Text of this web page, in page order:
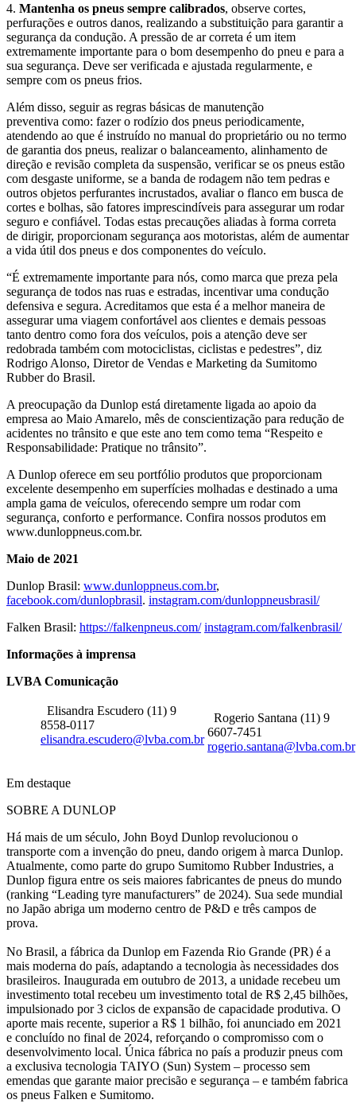
4. Mantenha os pneus sempre calibrados, observe cortes,
perfurações e outros danos, realizando a substituição para garantir a
segurança da condução. A pressão de ar correta é um item
extremamente importante para o bom desempenho do pneu e para a
sua segurança. Deve ser verificada e ajustada regularmente, e
sempre com os pneus frios.
Além disso, seguir as regras básicas de manutenção
preventiva como: fazer o rodízio dos pneus periodicamente,
atendendo ao que é instruído no manual do proprietário ou no termo
de garantia dos pneus, realizar o balanceamento, alinhamento de
direção e revisão completa da suspensão, verificar se os pneus estão
com desgaste uniforme, se a banda de rodagem não tem pedras e
outros objetos perfurantes incrustados, avaliar o flanco em busca de
cortes e bolhas, são fatores imprescindíveis para assegurar um rodar
seguro e confiável. Todas estas precauções aliadas à forma correta
de dirigir, proporcionam segurança aos motoristas, além de aumentar
a vida útil dos pneus e dos componentes do veículo.
“É extremamente importante para nós, como marca que preza pela
segurança de todos nas ruas e estradas, incentivar uma condução
defensiva e segura. Acreditamos que esta é a melhor maneira de
assegurar uma viagem confortável aos clientes e demais pessoas
tanto dentro como fora dos veículos, pois a atenção deve ser
redobrada também com motociclistas, ciclistas e pedestres”, diz
Rodrigo Alonso, Diretor de Vendas e Marketing da Sumitomo
Rubber do Brasil.
A preocupação da Dunlop está diretamente ligada ao apoio da
empresa ao Maio Amarelo, mês de conscientização para redução de
acidentes no trânsito e que este ano tem como tema “Respeito e
Responsabilidade: Pratique no trânsito”.
A Dunlop oferece em seu portfólio produtos que proporcionam
excelente desempenho em superfícies molhadas e destinado a uma
ampla gama de veículos, oferecendo sempre um rodar com
segurança, conforto e performance. Confira nossos produtos em
www.dunloppneus.com.br.
Maio de 2021
Dunlop Brasil: www.dunloppneus.com.br,
facebook.com/dunlopbrasil. instagram.com/dunloppneusbrasil/
Falken Brasil: https://falkenpneus.com/ instagram.com/falkenbrasil/
Informações à imprensa
LVBA Comunicação
Elisandra Escudero (11) 9
8558-0117
elisandra.escudero@lvba.com.br
Rogerio Santana (11) 9
6607-7451
rogerio.santana@lvba.com.br
Em destaque
SOBRE A DUNLOP
Há mais de um século, John Boyd Dunlop revolucionou o
transporte com a invenção do pneu, dando origem à marca Dunlop.
Atualmente, como parte do grupo Sumitomo Rubber Industries, a
Dunlop figura entre os seis maiores fabricantes de pneus do mundo
(ranking “Leading tyre manufacturers” de 2024). Sua sede mundial
no Japão abriga um moderno centro de P&D e três campos de
prova.
No Brasil, a fábrica da Dunlop em Fazenda Rio Grande (PR) é a
mais moderna do país, adaptando a tecnologia às necessidades dos
brasileiros. Inaugurada em outubro de 2013, a unidade recebeu um
investimento total recebeu um investimento total de R$ 2,45 bilhões,
impulsionado por 3 ciclos de expansão de capacidade produtiva. O
aporte mais recente, superior a R$ 1 bilhão, foi anunciado em 2021
e concluído no final de 2024, reforçando o compromisso com o
desenvolvimento local. Única fábrica no país a produzir pneus com
a exclusiva tecnologia TAIYO (Sun) System – processo sem
emendas que garante maior precisão e segurança – e também fabrica
os pneus Falken e Sumitomo.